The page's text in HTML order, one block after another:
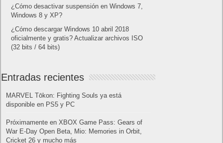
¿Cómo desactivar suspensión en Windows 7,
Windows 8 y XP?
¿Cómo descargar Windows 10 abril 2018
oficialmente y gratis? Actualizar archivos ISO
(32 bits / 64 bits)
Entradas recientes
MARVEL Tōkon: Fighting Souls ya está
disponible en PS5 y PC
Próximamente en XBOX Game Pass: Gears of
War E-Day Open Beta, Mio: Memories in Orbit,
Cricket 26 y mucho más